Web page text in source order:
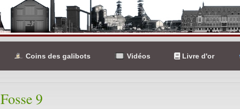
Coins des galibots Vidéos Livre d'or
Fosse 9